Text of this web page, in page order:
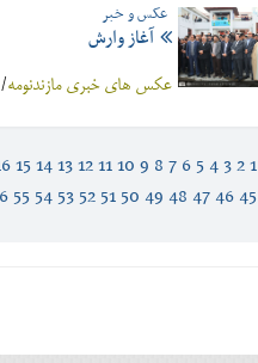
عکس و خبر
آغاز وارش
عکس های خبری مازندنومه/ 7عکس از افتتاح هشتمین جشنواره بین المللی فیلم کوتاه وارش در بابل
1
2
3
4
5
6
7
8
9
10
11
12
13
14
15
45
46
47
48
49
50
51
52
53
54
55